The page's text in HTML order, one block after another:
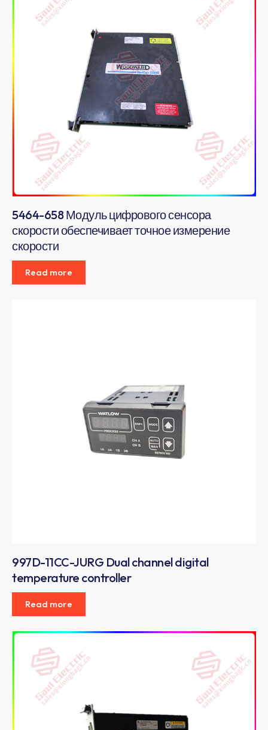
5464-658 Модуль цифрового сенсора
скорости обеспечивает точное измерение
скорости
Read more
997D-11CC-JURG Dual channel digital
temperature controller
Read more